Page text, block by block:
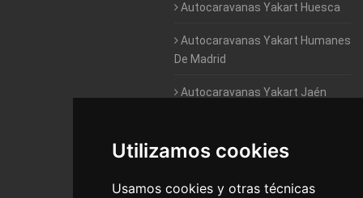
Utilizamos cookies
Usamos cookies y otras técnicas
Autocaravanas Yakart Huesca
Autocaravanas Yakart Humanes
De Madrid
Autocaravanas Yakart Jaén
Autocaravanas Yakart Valencia
Autocaravanas Yakart Vitoria